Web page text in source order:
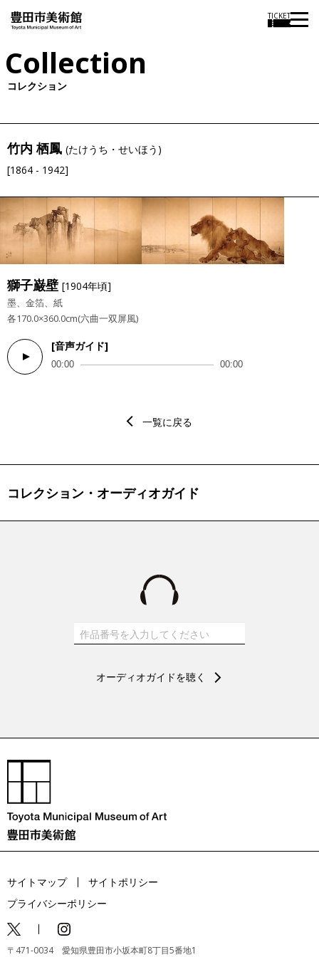
TICKET
Collection
コレクション
竹内 栖鳳 (たけうち・せいほう)
[1864 - 1942]
獅子巌壁 [1904年頃]
墨、金箔、紙
各170.0×360.0cm(六曲一双屏風)
[音声ガイド]
Audio
Player
00:00 00:00
一覧に戻る
コレクション・オーディオガイド
オーディオガイドを聴く
サイトマップ
サイトポリシー
プライバシーポリシー
〒471-0034 愛知県豊田市小坂本町8丁目5番地1